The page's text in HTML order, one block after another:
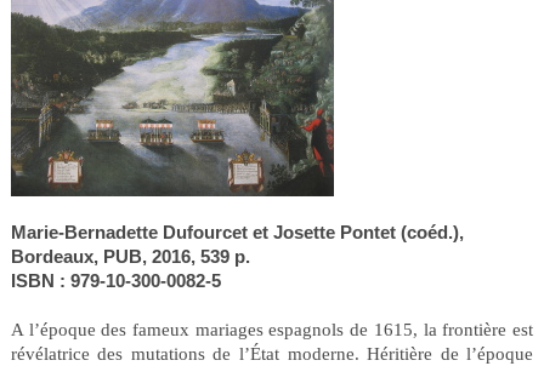
Marie-Bernadette Dufourcet et Josette Pontet (coéd.),
Bordeaux, PUB, 2016, 539 p.
ISBN : 979-10-300-0082-5
A l’époque des fameux mariages espagnols de 1615, la frontière est
révélatrice des mutations de l’État moderne. Héritière de l’époque